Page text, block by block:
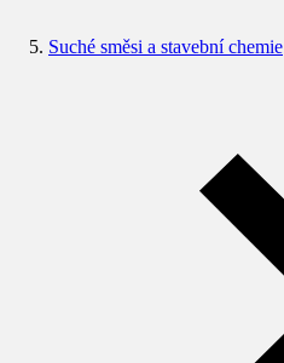
Suché směsi a stavební chemie